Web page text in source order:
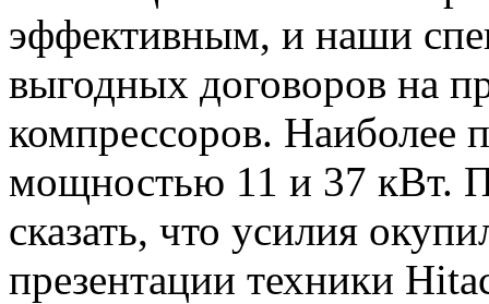
эффективным, и наши
выгодных договоров на
компрессоров. Наиболее
мощностью 11 и 37 кВт.
сказать, что усилия
презентации техники